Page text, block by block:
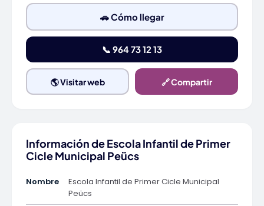
🚗 Cómo llegar
📞 964 73 12 13
🌎 Visitar web 🔗 Compartir
Información de Escola Infantil de Primer
Cicle Municipal Peücs
Nombre
Escola Infantil de Primer Cicle Municipal
Peücs